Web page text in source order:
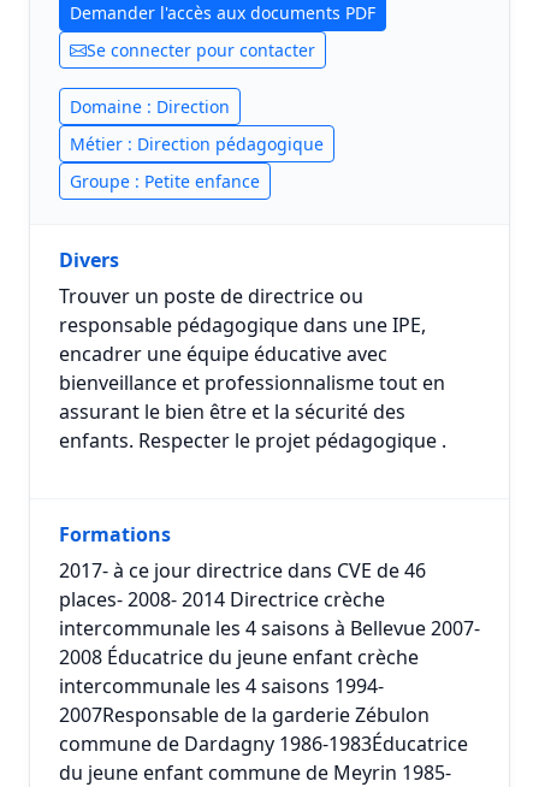
Demander l'accès aux documents PDF
Se connecter pour contacter
Domaine : Direction
Métier : Direction pédagogique
Groupe : Petite enfance
Divers
Trouver un poste de directrice ou
responsable pédagogique dans une IPE,
encadrer une équipe éducative avec
bienveillance et professionnalisme tout en
assurant le bien être et la sécurité des
enfants. Respecter le projet pédagogique .
Formations
2017- à ce jour directrice dans CVE de 46
places- 2008- 2014 Directrice crèche
intercommunale les 4 saisons à Bellevue 2007-
2008 Éducatrice du jeune enfant crèche
intercommunale les 4 saisons 1994-
2007Responsable de la garderie Zébulon
commune de Dardagny 1986-1983Éducatrice
du jeune enfant commune de Meyrin 1985-